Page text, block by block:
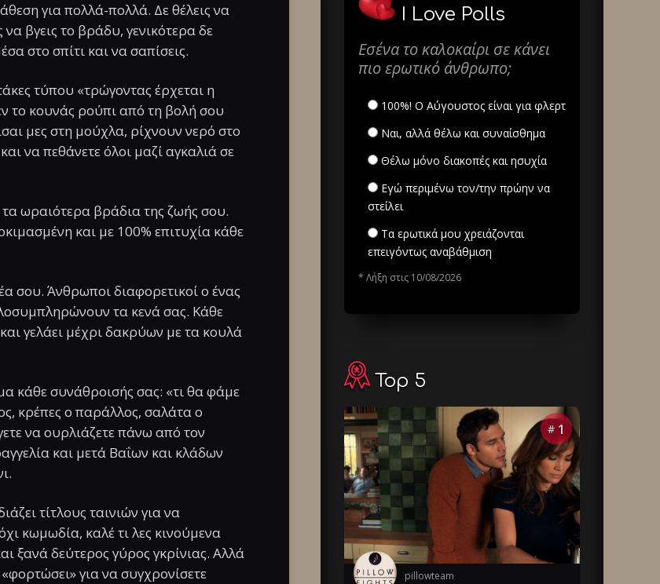
για πολλά-πολλά. Δε θέλεις να
να βγεις το βράδυ, γενικότερα δε
στο σπίτι και να σαπίσεις.
τύπου «τρώγοντας έρχεται η
το κουνάς ρούπι από τη βολή σου
μες στη μούχλα, ρίχνουν νερό στο
να πεθάνετε όλοι μαζί αγκαλιά σε
τα ωραιότερα βράδια της ζωής σου.
και με 100% επιτυχία κάθε
σου. Άνθρωποι διαφορετικοί ο ένας
τα κενά σας. Κάθε
γελάει μέχρι δακρύων με τα κουλά
κάθε συνάθροισής σας: «τι θα φάμε
κρέπες ο παράλλος, σαλάτα ο
να ουρλιάζετε πάνω από τον
και μετά Βαΐων και κλάδων
τίτλους ταινιών για να
κωμωδία, καλέ τι λες κινούμενα
ξανά δεύτερος γύρος γκρίνιας. Αλλά
για να συγχρονίσετε
I Love Polls
Εσένα το καλοκαίρι σε κάνει
πιο ερωτικό άνθρωπο;
100%! Ο Αύγουστος είναι για φλερτ
Ναι, αλλά θέλω και συναίσθημα
Θέλω μόνο διακοπές και ησυχία
Εγώ περιμένω τον/την πρώην να
στείλει
Τα ερωτικά μου χρειάζονται
επειγόντως αναβάθμιση
* Λήξη στις 10/08/2026
Top 5
# 1
pillowteam